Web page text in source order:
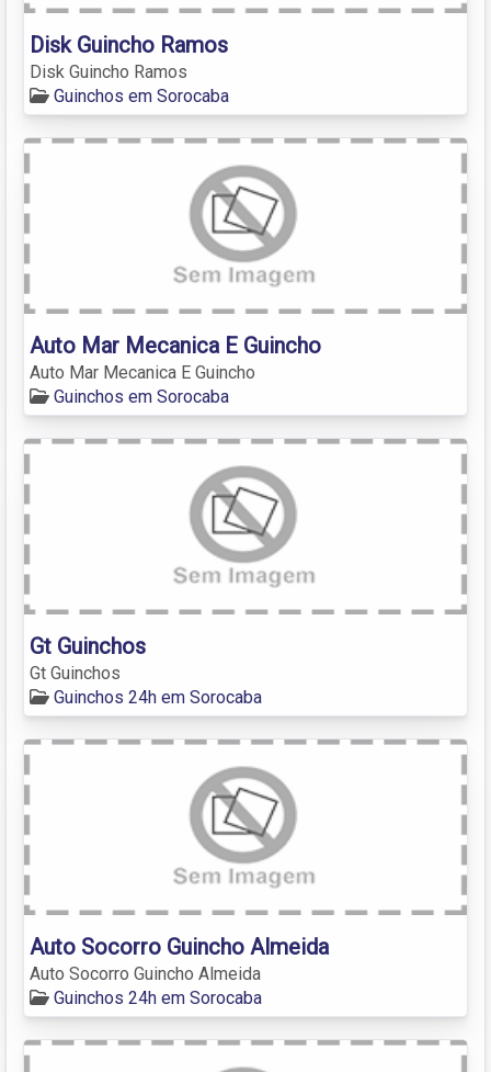
Disk Guincho Ramos
Disk Guincho Ramos
Guinchos em Sorocaba
Auto Mar Mecanica E Guincho
Auto Mar Mecanica E Guincho
Guinchos em Sorocaba
Gt Guinchos
Gt Guinchos
Guinchos 24h em Sorocaba
Auto Socorro Guincho Almeida
Auto Socorro Guincho Almeida
Guinchos 24h em Sorocaba